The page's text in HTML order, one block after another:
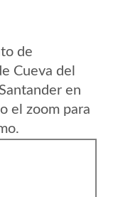
de
Cueva del
en
el zoom para